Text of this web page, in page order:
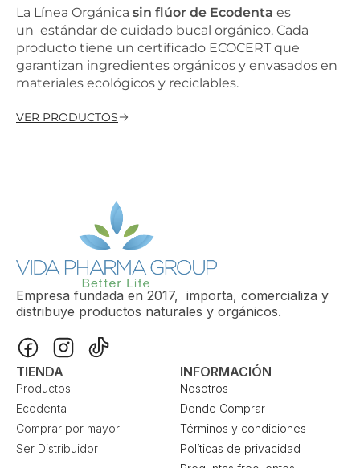
La Línea Orgánica sin flúor de Ecodenta es
un estándar de cuidado bucal orgánico. Cada
producto tiene un certificado ECOCERT que
garantizan ingredientes orgánicos y envasados en
materiales ecológicos y reciclables.
VER PRODUCTOS
Empresa fundada en 2017, importa, comercializa y
distribuye productos naturales y orgánicos.
TIENDA
Productos
Ecodenta
Comprar por mayor
Ser Distribuidor
INFORMACIÓN
Nosotros
Donde Comprar
Términos y condiciones
Políticas de privacidad